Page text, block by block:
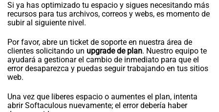
Si ya has optimizado tu espacio y sigues necesitando más
recursos para tus archivos, correos y webs, es momento de
subir al siguiente nivel.
Por favor, abre un ticket de soporte en nuestra área de
clientes solicitando un upgrade de plan. Nuestro equipo te
ayudará a gestionar el cambio de inmediato para que el
error desaparezca y puedas seguir trabajando en tus sitios
web.
Una vez que liberes espacio o aumentes el plan, intenta
abrir Softaculous nuevamente; el error debería haber